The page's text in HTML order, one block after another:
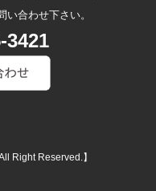
い合わせ下さい。
3421
Right Reserved.】